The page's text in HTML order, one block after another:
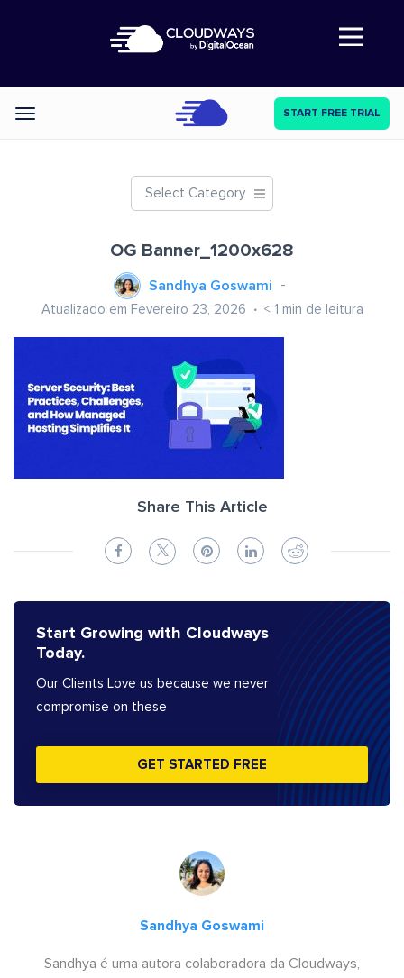
Abre a navegação
Categories START FREE TRIAL
Select Category
OG Banner_1200x628
Sandhya Goswami
Atualizado em Fevereiro 23, 2026 < 1 min de leitura
Share This Article
Start Growing with Cloudways
Today.
Our Clients Love us because we never
compromise on these
GET STARTED FREE
Sandhya Goswami
Sandhya é uma autora colaboradora da Cloudways,